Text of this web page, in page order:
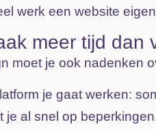
werk een website
meer tijd dan
moet je ook nadenken
je gaat werken:
je al snel op